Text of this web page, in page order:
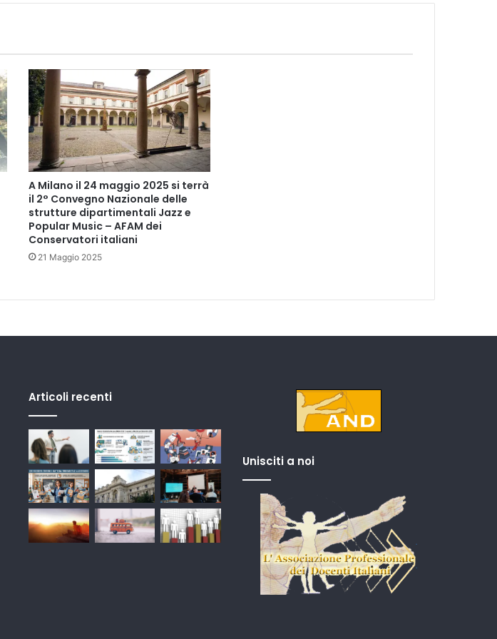
A Milano il 24 maggio 2025 si terrà
il 2° Convegno Nazionale delle
strutture dipartimentali Jazz e
Popular Music – AFAM dei
Conservatori italiani
21 Maggio 2025
Articoli recenti
Unisciti a noi